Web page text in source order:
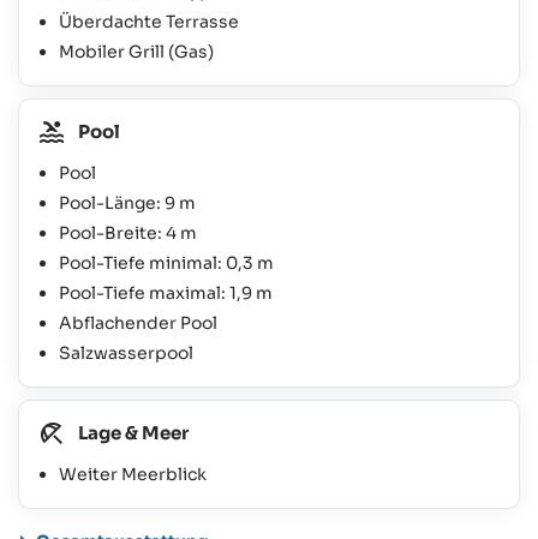
Überdachte Terrasse
Mobiler Grill (Gas)
Pool
Pool
Pool-Länge: 9 m
Pool-Breite: 4 m
Pool-Tiefe minimal: 0,3 m
Pool-Tiefe maximal: 1,9 m
Abflachender Pool
Salzwasserpool
Lage & Meer
Weiter Meerblick